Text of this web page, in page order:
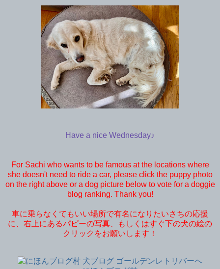
Have a nice Wednesday♪
For Sachi who wants to be famous at the locations where
she doesn't need to ride a car, please click the puppy photo
on the right above or a dog picture below to vote for a doggie
blog ranking. Thank you!
車に乗らなくてもいい場所で有名になりたいさちの応援
に、右上にあるパピーの写真、もしくはすぐ下の犬の絵の
クリックをお願いします！